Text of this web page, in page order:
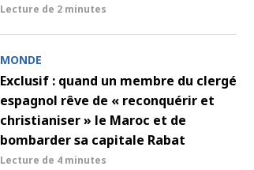
Lecture de 2 minutes
MONDE
Exclusif : quand un membre du clergé
espagnol rêve de « reconquérir et
christianiser » le Maroc et de
bombarder sa capitale Rabat
Lecture de 4 minutes